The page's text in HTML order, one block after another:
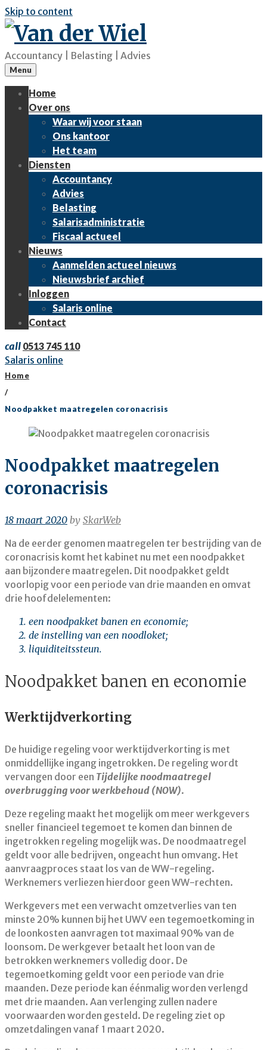
Skip to content
Accountancy | Belasting | Advies
Menu
Home
Over ons
Waar wij voor staan
Ons kantoor
Het team
Diensten
Accountancy
Advies
Belasting
Salarisadministratie
Fiscaal actueel
Nieuws
Aanmelden actueel nieuws
Nieuwsbrief archief
Inloggen
Salaris online
Contact
call 0513 745 110
Salaris online
Home
/
Noodpakket maatregelen coronacrisis
Noodpakket maatregelen
coronacrisis
18 maart 2020 by SkarWeb
Na de eerder genomen maatregelen ter bestrijding van de
coronacrisis komt het kabinet nu met een noodpakket
aan bijzondere maatregelen. Dit noodpakket geldt
voorlopig voor een periode van drie maanden en omvat
drie hoofdelelementen:
een noodpakket banen en economie;
de instelling van een noodloket;
liquiditeitssteun.
Noodpakket banen en economie
Werktijdverkorting
De huidige regeling voor werktijdverkorting is met
onmiddellijke ingang ingetrokken. De regeling wordt
vervangen door een Tijdelijke noodmaatregel
overbrugging voor werkbehoud (NOW).
Deze regeling maakt het mogelijk om meer werkgevers
sneller financieel tegemoet te komen dan binnen de
ingetrokken regeling mogelijk was. De noodmaatregel
geldt voor alle bedrijven, ongeacht hun omvang. Het
aanvraagproces staat los van de WW-regeling.
Werknemers verliezen hierdoor geen WW-rechten.
Werkgevers met een verwacht omzetverlies van ten
minste 20% kunnen bij het UWV een tegemoetkoming in
de loonkosten aanvragen tot maximaal 90% van de
loonsom. De werkgever betaalt het loon van de
betrokken werknemers volledig door. De
tegemoetkoming geldt voor een periode van drie
maanden. Deze periode kan éénmalig worden verlengd
met drie maanden. Aan verlenging zullen nadere
voorwaarden worden gesteld. De regeling ziet op
omzetdalingen vanaf 1 maart 2020.